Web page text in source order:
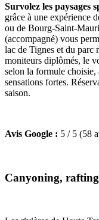
Survolez les paysages
grâce à une expérience
ou de Bourg-Saint-
(accompagné) vous
lac de Tignes et du parc
moniteurs diplômés, le
selon la formule choisie,
sensations fortes.
saison.
Avis Google : 5 / 5 (58
Canyoning,